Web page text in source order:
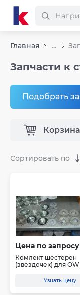
Главная ...
Запчасти к
Подобрать
Корзина
Цена по запросу
Комлект шестерен
(звездочек) для
Узнать цену